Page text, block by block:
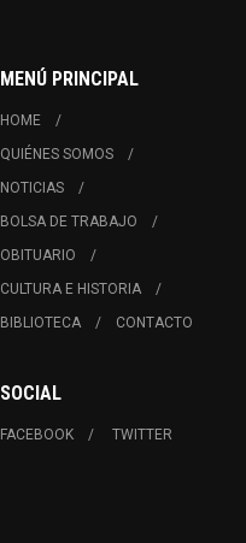
MENÚ PRINCIPAL
HOME
QUIÉNES SOMOS
NOTICIAS
BOLSA DE TRABAJO
OBITUARIO
CULTURA E HISTORIA
BIBLIOTECA
CONTACTO
SOCIAL
FACEBOOK TWITTER